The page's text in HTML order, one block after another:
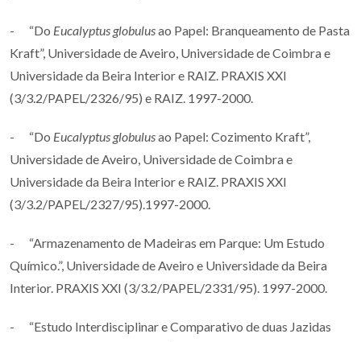
- “Do Eucalyptus globulusao Papel: Branqueamento de Pasta
Kraft”, Universidade de Aveiro, Universidade de Coimbra e
Universidade da Beira Interior e RAIZ. PRAXIS XXI
(3/3.2/PAPEL/2326/95) e RAIZ. 1997-2000.
- “Do Eucalyptus globulusao Papel: Cozimento Kraft”,
Universidade de Aveiro, Universidade de Coimbra e
Universidade da Beira Interior e RAIZ. PRAXIS XXI
(3/3.2/PAPEL/2327/95).1997-2000.
- “Armazenamento de Madeiras em Parque: Um Estudo
Químico.”, Universidade de Aveiro e Universidade da Beira
Interior. PRAXIS XXI (3/3.2/PAPEL/2331/95). 1997-2000.
- “Estudo Interdisciplinar e Comparativo de duas Jazidas